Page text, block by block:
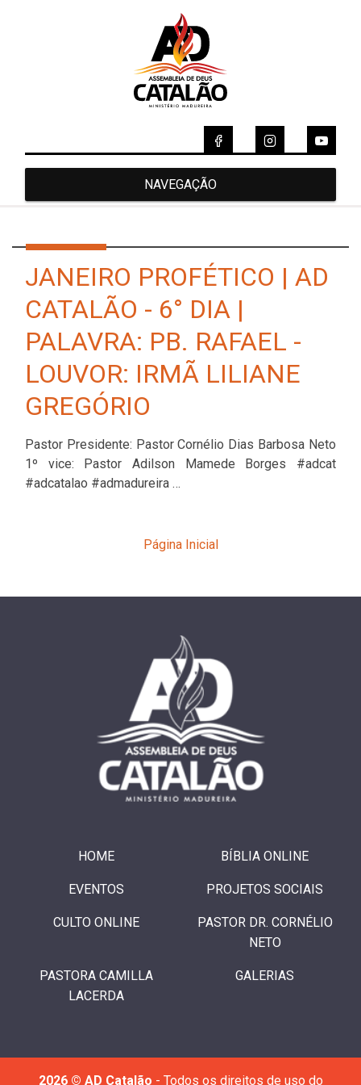
NAVEGAÇÃO
JANEIRO PROFÉTICO | AD
CATALÃO - 6° DIA |
PALAVRA: PB. RAFAEL -
LOUVOR: IRMÃ LILIANE
GREGÓRIO
Pastor Presidente: Pastor Cornélio Dias Barbosa Neto
1º vice: Pastor Adilson Mamede Borges #adcat
#adcatalao #admadureira …
Página Inicial
HOME BÍBLIA ONLINE
EVENTOS PROJETOS SOCIAIS
CULTO ONLINE
PASTOR DR. CORNÉLIO
NETO
PASTORA CAMILLA
LACERDA
GALERIAS
2026 © AD Catalão - Todos os direitos de uso do